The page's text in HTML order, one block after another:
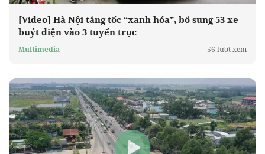
[Video] Hà Nội tăng tốc “xanh hóa”, bổ sung 53 xe
buýt điện vào 3 tuyến trục
Multimedia 56 lượt xem